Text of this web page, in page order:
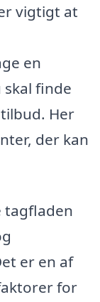
vigtigt at
en
finde
Her
der kan
tagfladen
er en af
for